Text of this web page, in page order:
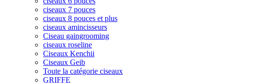
ciseaux 7 pouces
ciseaux 8 pouces et plus
ciseaux amincisseurs
Ciseau gaingrooming
ciseaux roseline
Ciseaux Kenchii
Ciseaux Geib
Toute la catégorie ciseaux
GRIFFE